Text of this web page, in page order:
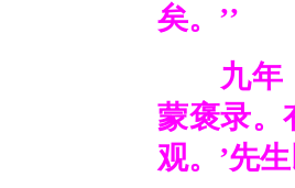
矣。’’
九年
蒙褒录。
观。’先